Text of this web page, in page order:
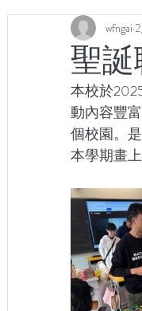
聖
wfngai
本校於
動內容豐
個校園。
本學期畫